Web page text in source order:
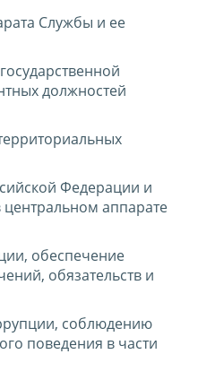
Службы и ее
должностей
Федерации и
аппарате
обеспечение
обязательств и
соблюдению
поведения в части